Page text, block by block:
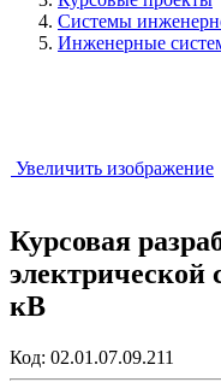
Системы
Инженерные
Увеличить изображение
Курсовая
электрической
кВ
Код: 02.01.07.09.211